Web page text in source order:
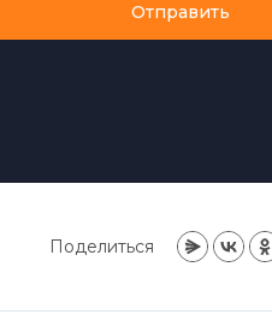
Отправить
Поделиться